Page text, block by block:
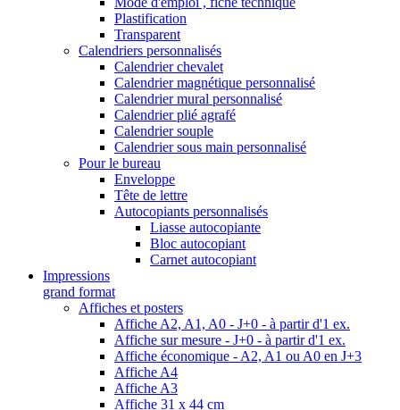
Plastification
Transparent
Calendriers personnalisés
Calendrier chevalet
Calendrier magnétique personnalisé
Calendrier mural personnalisé
Calendrier plié agrafé
Calendrier souple
Calendrier sous main personnalisé
Pour le bureau
Enveloppe
Tête de lettre
Autocopiants personnalisés
Liasse autocopiante
Bloc autocopiant
Carnet autocopiant
Impressions
grand format
Affiches et posters
Affiche A2, A1, A0 - J+0 - à partir d'1 ex.
Affiche sur mesure - J+0 - à partir d'1 ex.
Affiche économique - A2, A1 ou A0 en J+3
Affiche A4
Affiche A3
Affiche 31 x 44 cm